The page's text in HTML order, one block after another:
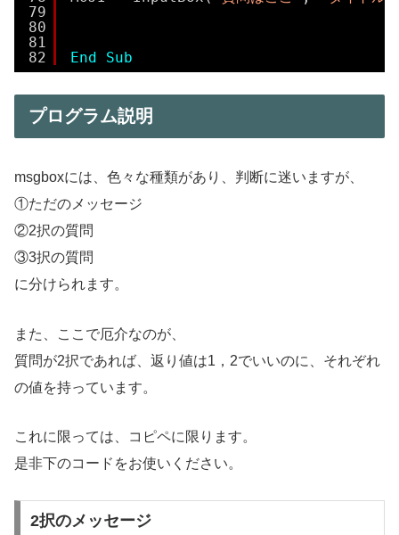
79
80
81
82
End Sub
プログラム説明
msgboxには、色々な種類があり、判断に迷いますが、
①ただのメッセージ
②2択の質問
③3択の質問
に分けられます。
また、ここで厄介なのが、
質問が2択であれば、返り値は1，2でいいのに、それぞれ
の値を持っています。
これに限っては、コピペに限ります。
是非下のコードをお使いください。
2択のメッセージ